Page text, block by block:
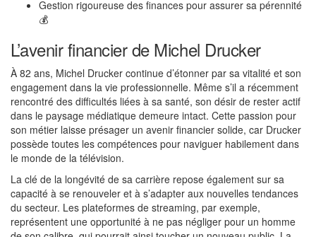
Gestion rigoureuse des finances pour assurer sa pérennité
💰
L’avenir financier de Michel Drucker
À 82 ans, Michel Drucker continue d’étonner par sa vitalité et son
engagement dans la vie professionnelle. Même s’il a récemment
rencontré des difficultés liées à sa santé, son désir de rester actif
dans le paysage médiatique demeure intact. Cette passion pour
son métier laisse présager un avenir financier solide, car Drucker
possède toutes les compétences pour naviguer habilement dans
le monde de la télévision.
La clé de la longévité de sa carrière repose également sur sa
capacité à se renouveler et à s’adapter aux nouvelles tendances
du secteur. Les plateformes de streaming, par exemple,
représentent une opportunité à ne pas négliger pour un homme